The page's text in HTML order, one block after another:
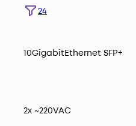
24
10GigabitEthernet SFP+
2x ~220VAC